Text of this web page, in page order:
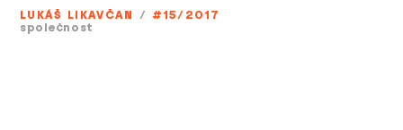
LUKÁŠ LIKAVČAN / #15/2017
společnost